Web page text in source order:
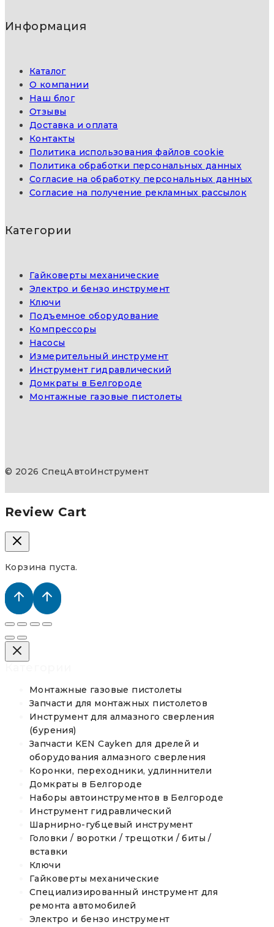
Информация
Каталог
О компании
Наш блог
Отзывы
Доставка и оплата
Контакты
Политика использования файлов cookie
Политика обработки персональных данных
Согласие на обработку персональных данных
Согласие на получение рекламных рассылок
Категории
Гайковерты механические
Электро и бензо инструмент
Ключи
Подъемное оборудование
Компрессоры
Насосы
Измерительный инструмент
Инструмент гидравлический
Домкраты в Белгороде
Монтажные газовые пистолеты
© 2026 СпецАвтоИнструмент
Review Cart
Корзина пуста.
Монтажные газовые пистолеты
Запчасти для монтажных пистолетов
Инструмент для алмазного сверления
(бурения)
Запчасти KEN Cayken для дрелей и
оборудования алмазного сверления
Коронки, переходники, удлиннители
Домкраты в Белгороде
Наборы автоинструментов в Белгороде
Инструмент гидравлический
Шарнирно-губцевый инструмент
Головки / воротки / трещотки / биты /
вставки
Ключи
Гайковерты механические
Специализированный инструмент для
ремонта автомобилей
Электро и бензо инструмент